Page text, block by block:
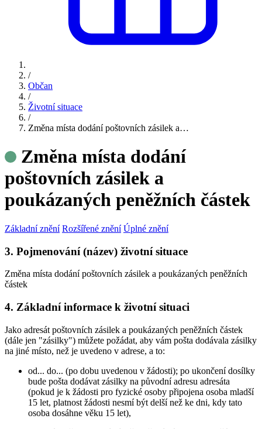
/
Občan
/
Životní situace
/
Změna místa dodání poštovních zásilek a…
Změna místa dodání
poštovních zásilek a
poukázaných peněžních částek
Základní znění Rozšířené znění Úplné znění
3. Pojmenování (název) životní situace
Změna místa dodání poštovních zásilek a poukázaných peněžních
částek
4. Základní informace k životní situaci
Jako adresát poštovních zásilek a poukázaných peněžních částek
(dále jen "zásilky") můžete požádat, aby vám pošta dodávala zásilky
na jiné místo, než je uvedeno v adrese, a to:
od... do... (po dobu uvedenou v žádosti); po ukončení dosílky
bude pošta dodávat zásilky na původní adresu adresáta
(pokud je k žádosti pro fyzické osoby připojena osoba mladší
15 let, platnost žádosti nesmí být delší než ke dni, kdy tato
osoba dosáhne věku 15 let),